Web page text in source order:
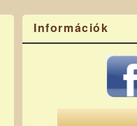
Információk